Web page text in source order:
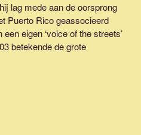
lag mede aan de oorsprong
Puerto Rico geassocieerd
eigen ‘voice of the streets’
betekende de grote